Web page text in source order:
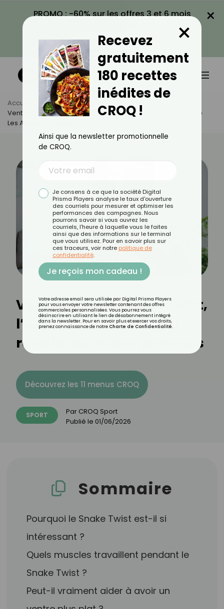
PROMO : -60% sur les offres 3 et 6 mois
VOIR LA PROMO
×
Accueil Actus
Sport
Ventre Plat : Le Snake Twist, L’exercice De Pilates Qui Réveille
Les Abdos Profonds
Ventre plat : le Snake Twist,
l’exercice de Pilates qui
réveille les abdos profonds
Découvrez les 11 menus CROQ
SPORT Par CROQ Sport
Publié le 01/06/2026
Sommaire
Pourquoi le Snake Twist est-il si
intéressant ?
Quels muscles travaillent pendant le
Snake Twist ?
Peut-il vraiment aider à avoir un
Recevez
gratuitement
180 recettes
inédites de
CROQ !
×
Ainsi que la newsletter promotionnelle
de CROQ.
Je consens à ce que la société Digital
Prisma Players analyse le taux d'ouverture
des courriels pour mesurer et optimiser les
performances des campagnes. Nous
pourrons savoir si vous ouvrez les
courriels, l'heure à laquelle vous le faites
ainsi que des informations sur le terminal
que vous utilisez. Pour en savoir plus sur
ces traceurs, voir notre politique de
confidentialité.
Je reçois mon cadeau !
Votre adresse email sera utilisée par Digital Prisma Players
pour vous envoyer votre newsletter contenant des offres
commerciales personnalisées. Vous pourrez vous
désinscrire en utilisant le lien de désabonnement intégré
dans la newsletter. Pour en savoir plus et exercer vos droits,
prenez connaissance de notre Charte de Confidentialité.